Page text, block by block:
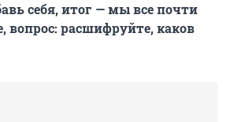
себя, итог — мы все почти
вопрос: расшифруйте, каков